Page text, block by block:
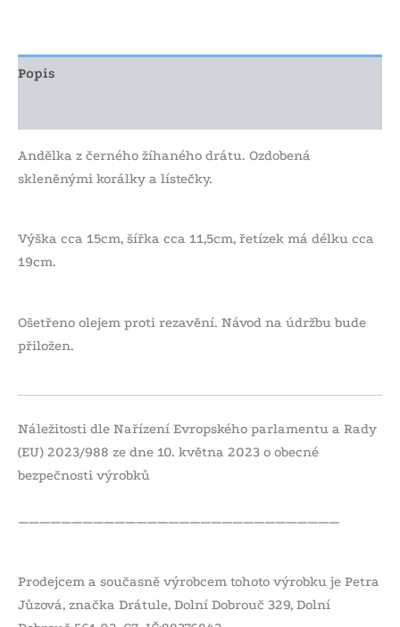
Popis
Andělka z černého žíhaného drátu. Ozdobená
skleněnými korálky a lístečky.
Výška cca 15cm, šířka cca 11,5cm, řetízek má délku cca
19cm.
Ošetřeno olejem proti rezavění. Návod na údržbu bude
přiložen.
Náležitosti dle Nařízení Evropského parlamentu a Rady
(EU) 2023/988 ze dne 10. května 2023 o obecné
bezpečnosti výrobků
——————————————————————————————
Prodejcem a současně výrobcem tohoto výrobku je Petra
Jůzová, značka Drátule, Dolní Dobrouč 329, Dolní